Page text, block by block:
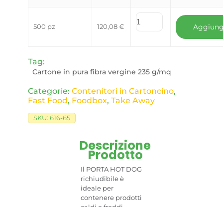
500 pz 120,08€
Tag:
Cartone in pura fibra vergine 235 g/mq
Categorie: Contenitori in Cartoncino,
Fast Food, Foodbox, Take Away
SKU: 616-65
Descrizione
Prodotto
Il PORTA HOT DOG
richiudibile è
ideale per
contenere prodotti